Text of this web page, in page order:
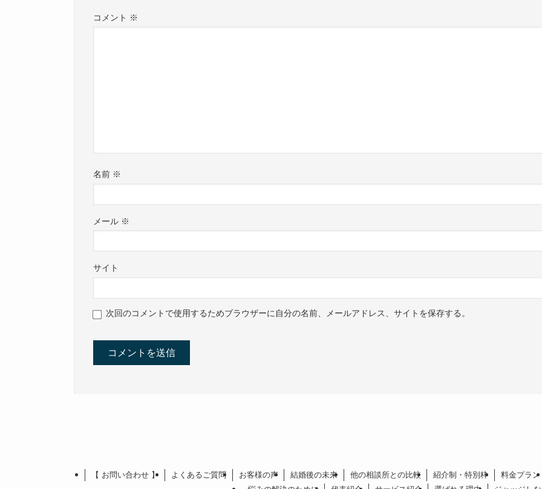
コメント ※
名前 ※
メール ※
サイト
次回のコメントで使用するためブラウザーに自分の名前、メールアドレス、サイトを保存する。
【 お問い合わせ 】 よくあるご質問 お客様の声 結婚後の未来 他の相談所との比較 紹介制・特別枠
料金プラン